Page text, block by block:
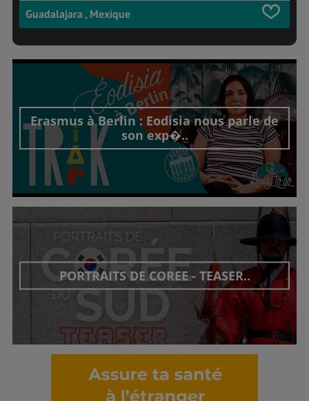
Guadalajara , Mexique
Erasmus à Berlin : Eodisia nous parle de
son exp�..
Découvrir cet interview
PORTRAITS DE COREE - TEASER..
Découvrir cet interview